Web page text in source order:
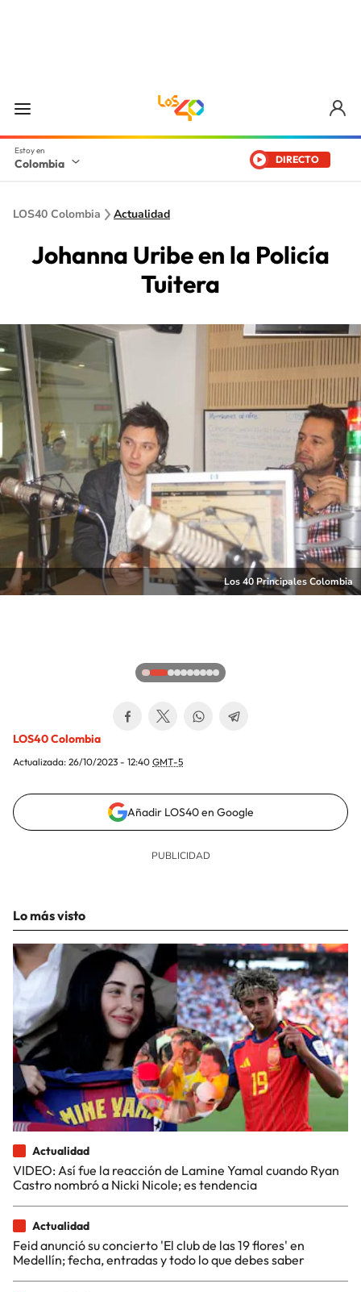
Colombia DIRECTO
LOS40 Colombia Actualidad
Johanna Uribe en la Policía
Tuitera
Los 40 Principales Colombia
LOS40 Colombia
Actualizada: 26/10/2023 - 12:40 GMT-5
Añadir LOS40 en Google
Lo más visto
Actualidad
VIDEO: Así fue la reacción de Lamine Yamal cuando Ryan
Castro nombró a Nicki Nicole; es tendencia
Actualidad
Feid anunció su concierto 'El club de las 19 flores' en
Medellín; fecha, entradas y todo lo que debes saber